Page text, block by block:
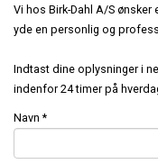
KATALOGER
KONTAKT
Staldbyggeri
Drægtighedsstald -
Toklimastald -
Nybyggeri
Økologiske slagtesvin
Staldinventar
Fodringsanlæg
Kornopbevaring
Præfabrikeret
Staldrenovering
Vi hos Birk-Dahl A/S
yde en personlig og
Indtast dine oplysninger i
indenfor 24 timer på
Navn*